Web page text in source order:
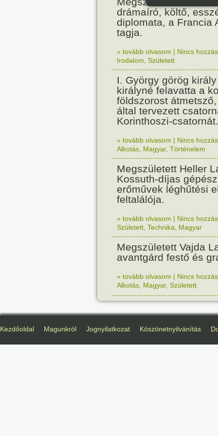
drámaíró, költő,
diplomata, a Francia
tagja.
» tovább olvasom | Nincs
Irodalom Született
I. György görög
királyné felavatta a
földszorost
által tervezett
Korinthoszi-csatornát.
» tovább olvasom | Nincs
Alkotás Magyar, Történelem
Megszületett Heller
Kossuth-díjas
erőművek léghűtési
feltalálója.
» tovább olvasom | Nincs
Született Technika Magyar
Megszületett Vajda
avantgárd festő és
» tovább olvasom | Nincs
Alkotás Magyar, Született
Kezdőoldal Magunkról Jognyilatkozat Köszönetnyilvánítás